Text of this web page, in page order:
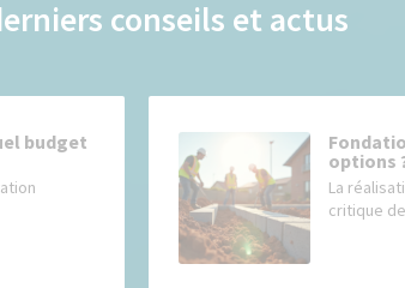
conseils et actus
budget
options
La
critique